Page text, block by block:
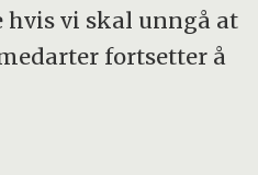
vi skal unngå at
fortsetter å